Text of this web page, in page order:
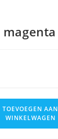
magenta
TOEVOEGEN AAN
WINKELWAGEN